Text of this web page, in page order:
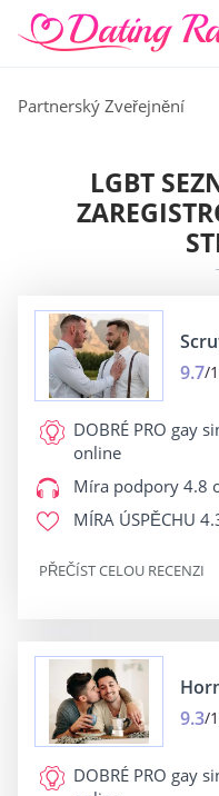
Partnerský Zveřejnění
LGBT
9.7/
DOBRÉ PRO gay
online
Míra podpory 4.8
MÍRA ÚSPĚCHU
PŘEČÍST CELOU RECENZI
9.3/
DOBRÉ PRO gay